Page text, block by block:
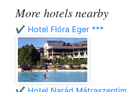
More hotels nearby
✔️ Hotel Flóra Eger ***